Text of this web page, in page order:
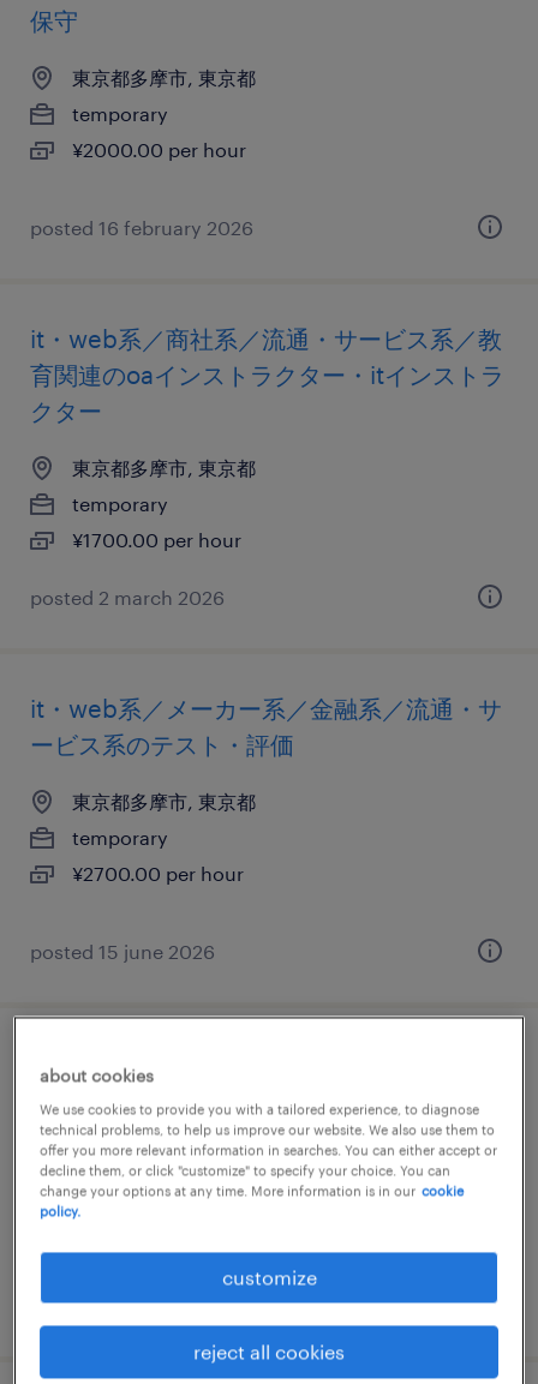
保守
東京都多摩市, 東京都
temporary
¥2000.00 per hour
posted 16 february 2026
it・web系／商社系／流通・サービス系／教
育関連のoaインストラクター・itインストラ
クター
東京都多摩市, 東京都
temporary
¥1700.00 per hour
posted 2 march 2026
it・web系／メーカー系／金融系／流通・サ
ービス系のテスト・評価
東京都多摩市, 東京都
temporary
¥2700.00 per hour
posted 15 june 2026
it・web系／メーカー系／金融系の運用管
理・保守
東京都多摩市, 東京都
temporary
¥2000.00 per hour
posted 28 may 2025
about cookies
We use cookies to provide you with a tailored experience, to diagnose
technical problems, to help us improve our website. We also use them to
offer you more relevant information in searches. You can either accept or
decline them, or click "customize" to specify your choice. You can
change your options at any time. More information is in our cookie
policy.
customize
reject all cookies